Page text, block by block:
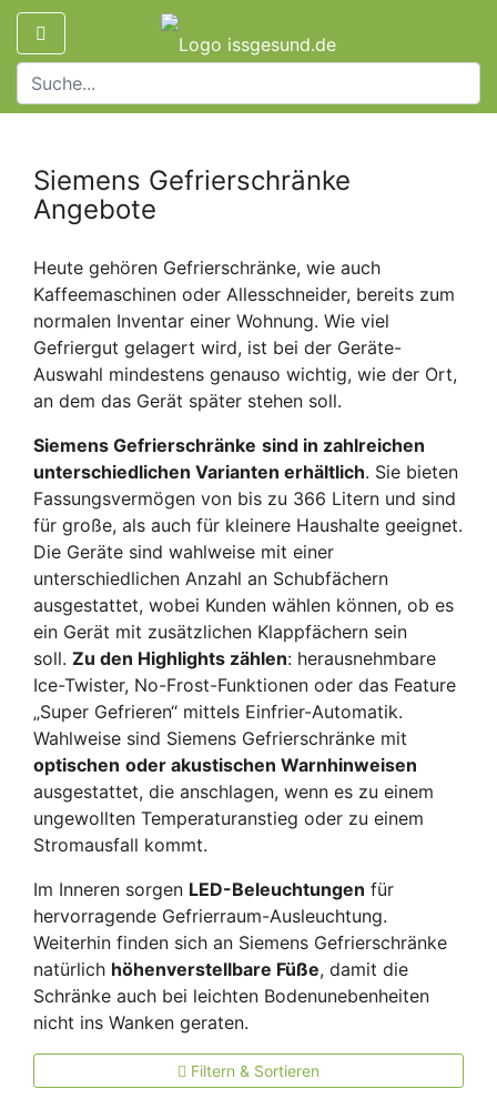
Siemens Gefrierschränke
Angebote
Heute gehören Gefrierschränke, wie auch
Kaffeemaschinen oder Allesschneider, bereits zum
normalen Inventar einer Wohnung. Wie viel
Gefriergut gelagert wird, ist bei der Geräte-
Auswahl mindestens genauso wichtig, wie der Ort,
an dem das Gerät später stehen soll.
Siemens Gefrierschränke sind in zahlreichen
unterschiedlichen Varianten erhältlich. Sie bieten
Fassungsvermögen von bis zu 366 Litern und sind
für große, als auch für kleinere Haushalte geeignet.
Die Geräte sind wahlweise mit einer
unterschiedlichen Anzahl an Schubfächern
ausgestattet, wobei Kunden wählen können, ob es
ein Gerät mit zusätzlichen Klappfächern sein
soll. Zu den Highlights zählen: herausnehmbare
Ice-Twister, No-Frost-Funktionen oder das Feature
„Super Gefrieren“ mittels Einfrier-Automatik.
Wahlweise sind Siemens Gefrierschränke mit
optischen oder akustischen Warnhinweisen
ausgestattet, die anschlagen, wenn es zu einem
ungewollten Temperaturanstieg oder zu einem
Stromausfall kommt.
Im Inneren sorgen LED-Beleuchtungen für
hervorragende Gefrierraum-Ausleuchtung.
Weiterhin finden sich an Siemens Gefrierschränke
natürlich höhenverstellbare Füße, damit die
Schränke auch bei leichten Bodenunebenheiten
nicht ins Wanken geraten.
Filtern & Sortieren